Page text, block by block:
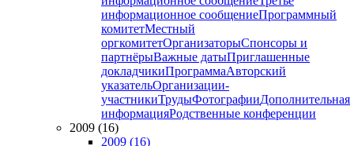
информационное сообщениеПрограммный
комитетМестный
оргкомитетОрганизаторыСпонсоры и
партнёрыВажные датыПриглашенные
докладчикиПрограммаАвторский
указательОрганизации-
участникиТрудыФотографииДополнительная
информацияРодственные конференции
2009 (16)
2009 (16)